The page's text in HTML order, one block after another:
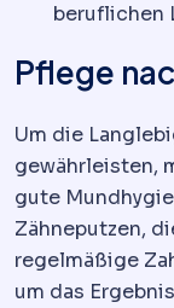
beruflichen
Pflege
Um die
gewährleisten,
gute
Zähneputzen,
regelmäßige
um das